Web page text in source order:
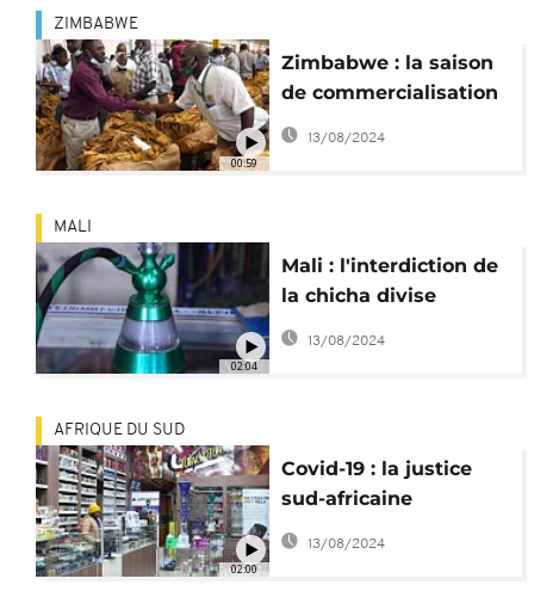
00:59
ZIMBABWE
Zimbabwe : la saison
de commercialisation
de tabac ouverte
13/08/2024
02:04
MALI
Mali : l'interdiction de
la chicha divise
l'opinion
13/08/2024
02:00
AFRIQUE DU SUD
Covid-19 : la justice
sud-africaine
condamne
13/08/2024